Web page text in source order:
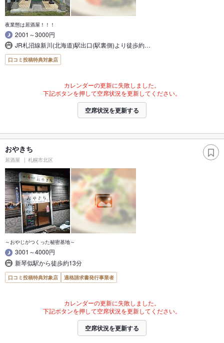
夜業態は居酒屋！！！
2001～3000円
JR札沼線新川(北海道)駅出口(駅裏側)より徒歩約…
口コミ投稿特典対象店
カレンダーの更新に失敗しました。
下記ボタンを押して空席状況を更新してください。
空席状況を更新する
おやきち
居酒屋 札幌市北区
～おやじがつくった秘密基地～
3001～4000円
新琴似駅から徒歩約13分
口コミ投稿特典対象店 適格請求書発行事業者
カレンダーの更新に失敗しました。
下記ボタンを押して空席状況を更新してください。
空席状況を更新する